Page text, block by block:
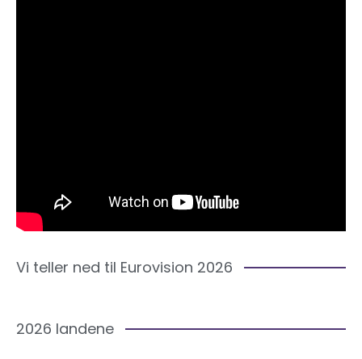
Vi teller ned til Eurovision 2026
2026 landene